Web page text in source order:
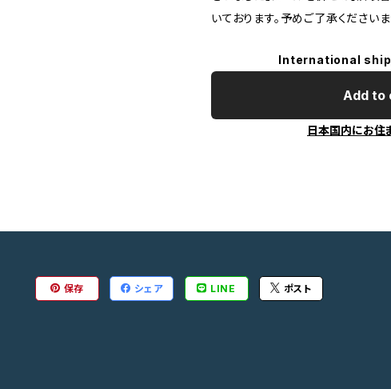
いております。予めご了承くださいま
International
Add to
日本国内にお住
保存 シェア LINE ポスト